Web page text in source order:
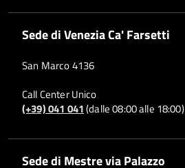
Sede di Venezia Ca' Farsetti
San Marco 4136
Call Center Unico
(+39) 041 041(dalle 08:00 alle 18:00)
Sede di Mestre via Palazzo